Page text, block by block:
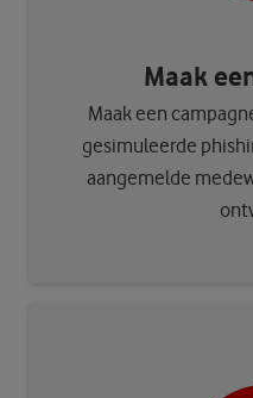
Maak
Maak een
gesimuleerde
aangemelde